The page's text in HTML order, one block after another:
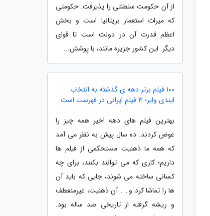
از آن حکومت سلطنتی را پذیرفت. حکومتی
که میراث استعمار بریتانیا است و بخش
اعظم قدرت آن در دولت است تا قوای
دیگر. این کشور جزیره مانند، با پوشش...
100 فیلم برتر دهه ی گذشته به انتخاب
ایندی وایر؛ 3 فیلم ایرانی در فهرست است
بهترین فیلم های دهه اخیر همه چیز را
عوض کردند. ده سال پیش به نظر می آمد
که همه ما ذهنیت مستحکمی از فیلم ها
داریم؛ کاری که می توانند بکنند، برای چه
کسانی ساخته می شوند، جایی که باید آن
ها را تماشا کرد و… . آن ذهنیت، غیرمنعطف
و ریشه گرفته از تاریخی صد ساله بود.